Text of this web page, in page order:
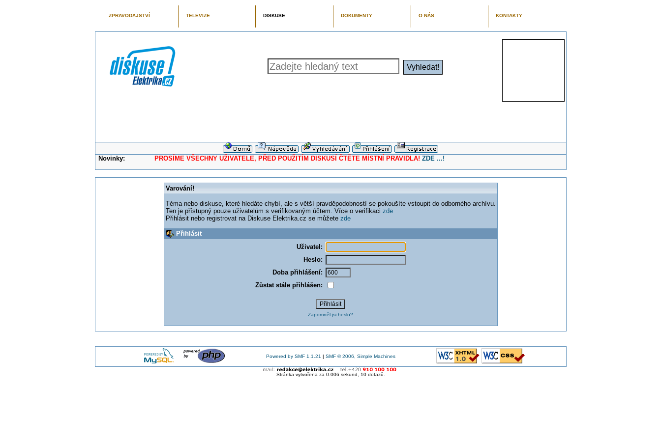
ZPRAVODAJSTVÍ TELEVIZE DISKUSE DOKUMENTY O NÁS KONTAKTY
Novinky: PROSÍME VŠECHNY UŽIVATELE, PŘED POUŽITÍM DISKUSÍ ČTĚTE MÍSTNÍ PRAVIDLA! ZDE ...!
Varování!
Téma nebo diskuse, které hledáte chybí, ale s větší pravděpodobností se pokoušíte vstoupit do odborného archívu.
Ten je přístupný pouze uživatelům s verifikovaným účtem. Více o verifikaci zde
Přihlásit nebo registrovat na Diskuse Elektrika.cz se můžete zde
Přihlásit
Uživatel:
Heslo:
Doba přihlášení:
Zůstat stále přihlášen:
Zapomněl jsi heslo?
Powered by SMF 1.1.21 | SMF © 2006, Simple Machines
Stránka vytvořena za 0.006 sekund, 10 dotazů.